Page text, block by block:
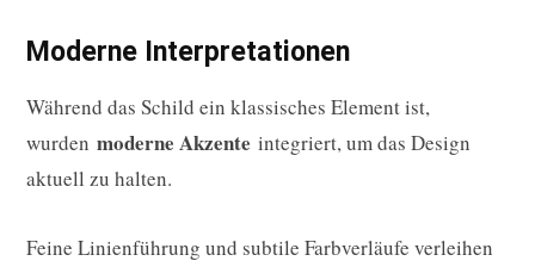
Moderne Interpretationen
Während das Schild ein klassisches Element ist,
wurden moderne Akzente integriert, um das Design
aktuell zu halten.
Feine Linienführung und subtile Farbverläufe verleihen